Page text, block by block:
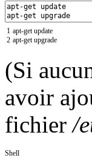
1
2
apt-get update
apt-get upgrade
(Si
avoir
fichier/
Shell